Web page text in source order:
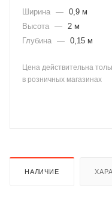
Ширина — 0,9 м
Высота — 2 м
Глубина — 0,15 м
Цена действительна
в розничных магазинах
НАЛИЧИЕ